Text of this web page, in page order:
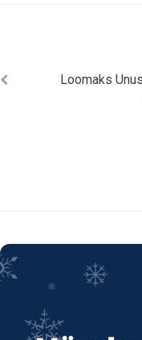
Loomaks